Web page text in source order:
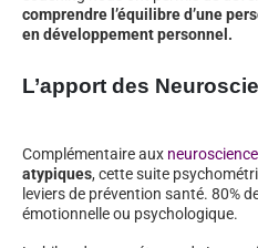
comprendre l’équilibre d’une
en développement personnel.
L’apport des
Complémentaire aux
atypiques, cette suite
leviers de prévention santé. 80%
émotionnelle ou psychologique.